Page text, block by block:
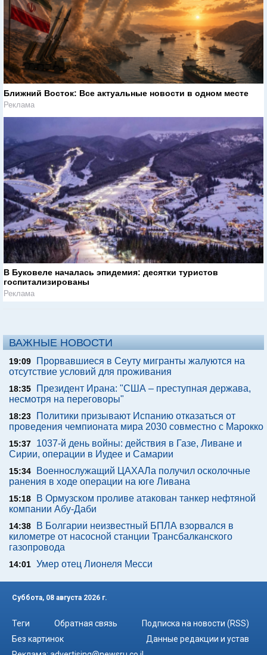
Ближний Восток: Все актуальные новости в одном месте
Реклама
В Буковеле началась эпидемия: десятки туристов
госпитализированы
Реклама
ВАЖНЫЕ НОВОСТИ
19:09
Прорвавшиеся в Сеуту мигранты жалуются на
отсутствие условий для проживания
18:35
Президент Ирана: "США – преступная держава,
несмотря на переговоры"
18:23
Политики призывают Испанию отказаться от
проведения чемпионата мира 2030 совместно с Марокко
15:37
1037-й день войны: действия в Газе, Ливане и
Сирии, операции в Иудее и Самарии
15:34
Военнослужащий ЦАХАЛа получил осколочные
ранения в ходе операции на юге Ливана
15:18
В Ормузском проливе атакован танкер нефтяной
компании Абу-Даби
14:38
В Болгарии неизвестный БПЛА взорвался в
километре от насосной станции Трансбалканского
газопровода
14:01 Умер отец Лионеля Месси
Суббота, 08 августа 2026 г.
Теги Обратная связь
Подписка на новости (RSS)
Без картинок
Данные редакции и устав